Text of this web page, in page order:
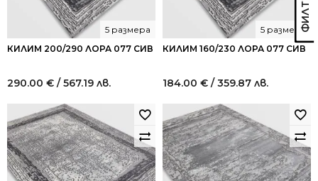
КИЛИМ 200/290 ЛОРА 077 СИВ
5 размера
290.00 € / 567.19 лв.
КИЛИМ 160/230 ЛОРА 077 СИВ
5 размера
184.00 € / 359.87 лв.